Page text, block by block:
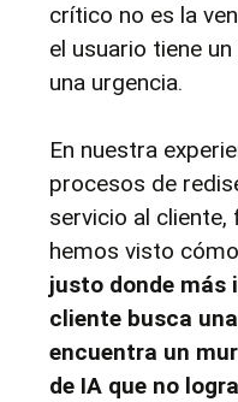
crítico no es la
el usuario tiene
una urgencia.
En nuestra
procesos de
servicio al cliente,
hemos visto cómo
justo donde más
cliente busca
encuentra un
de IA que no